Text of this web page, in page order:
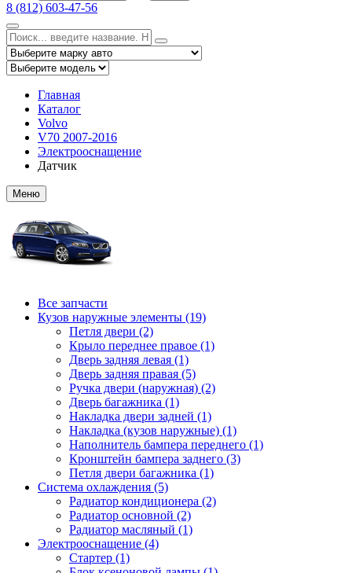
8 (812) 603-47-56
Главная
Каталог
Volvo
V70 2007-2016
Электрооснащение
Датчик
Меню
Все запчасти
Кузов наружные элементы (19)
Петля двери (2)
Крыло переднее правое (1)
Дверь задняя левая (1)
Дверь задняя правая (5)
Ручка двери (наружная) (2)
Дверь багажника (1)
Накладка двери задней (1)
Накладка (кузов наружные) (1)
Наполнитель бампера переднего (1)
Кронштейн бампера заднего (3)
Петля двери багажника (1)
Система охлаждения (5)
Радиатор кондиционера (2)
Радиатор основной (2)
Радиатор масляный (1)
Электрооснащение (4)
Стартер (1)